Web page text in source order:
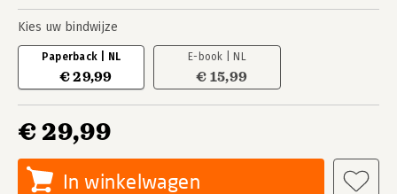
Kies uw bindwijze
Paperback | NL
€ 29,99
E-book | NL
€ 15,99
€ 29,99
In winkelwagen